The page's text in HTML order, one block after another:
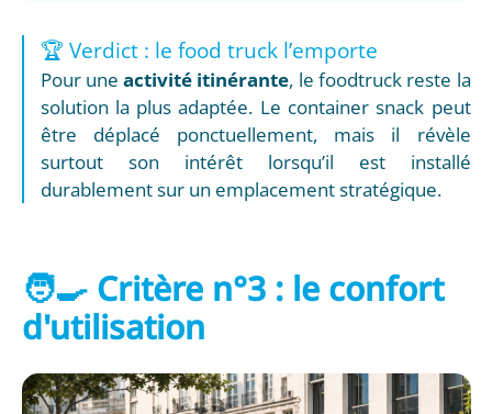
🏆 Verdict : le food truck l’emporte
Pour uneactivité itinérante, le foodtruck reste la
solution la plus adaptée. Le container snack peut
être déplacé ponctuellement, mais il révèle
surtout son intérêt lorsqu’il est installé
durablement sur un emplacement stratégique.
🧑‍🍳 Critère n°3 : le confort
d'utilisation